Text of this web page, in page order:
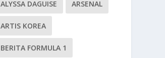
ALYSSA DAGUISE ARSENAL
ARTIS KOREA
BERITA FORMULA 1